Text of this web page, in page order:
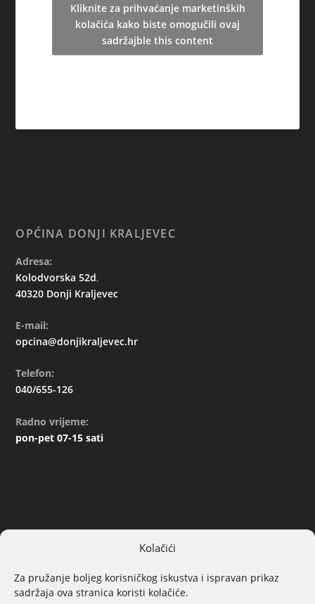
Kolačići
Za pružanje boljeg korisničkog iskustva i ispravan prikaz
sadržaja ova stranica koristi kolačiće.
Kliknite za prihvaćanje marketinških
kolačića kako biste omogučili ovaj
sadržajble this content
OPĆINA DONJI KRALJEVEC
Adresa:
Kolodvorska 52d,
40320 Donji Kraljevec
E-mail:
opcina@donjikraljevec.hr
Telefon:
040/655-126
Radno vrijeme:
pon-pet 07-15 sati